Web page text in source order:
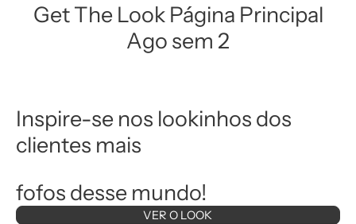
navegação
Get The Look Página Principal
Ago sem 2
Inspire-se nos lookinhos dos
clientes mais
fofos desse mundo!
VER O LOOK